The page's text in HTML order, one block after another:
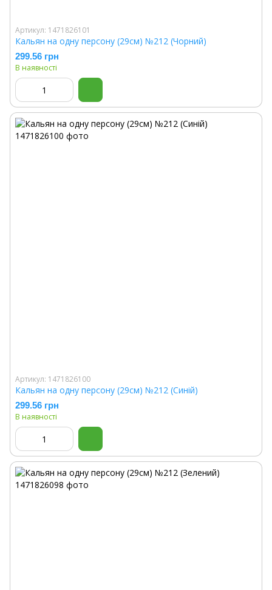
Артикул: 1471826101
Кальян на одну персону (29см) №212 (Чорний)
299.56 грн
В наявності
Артикул: 1471826100
Кальян на одну персону (29см) №212 (Синій)
299.56 грн
В наявності